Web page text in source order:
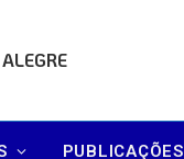
PUBLICAÇÕES